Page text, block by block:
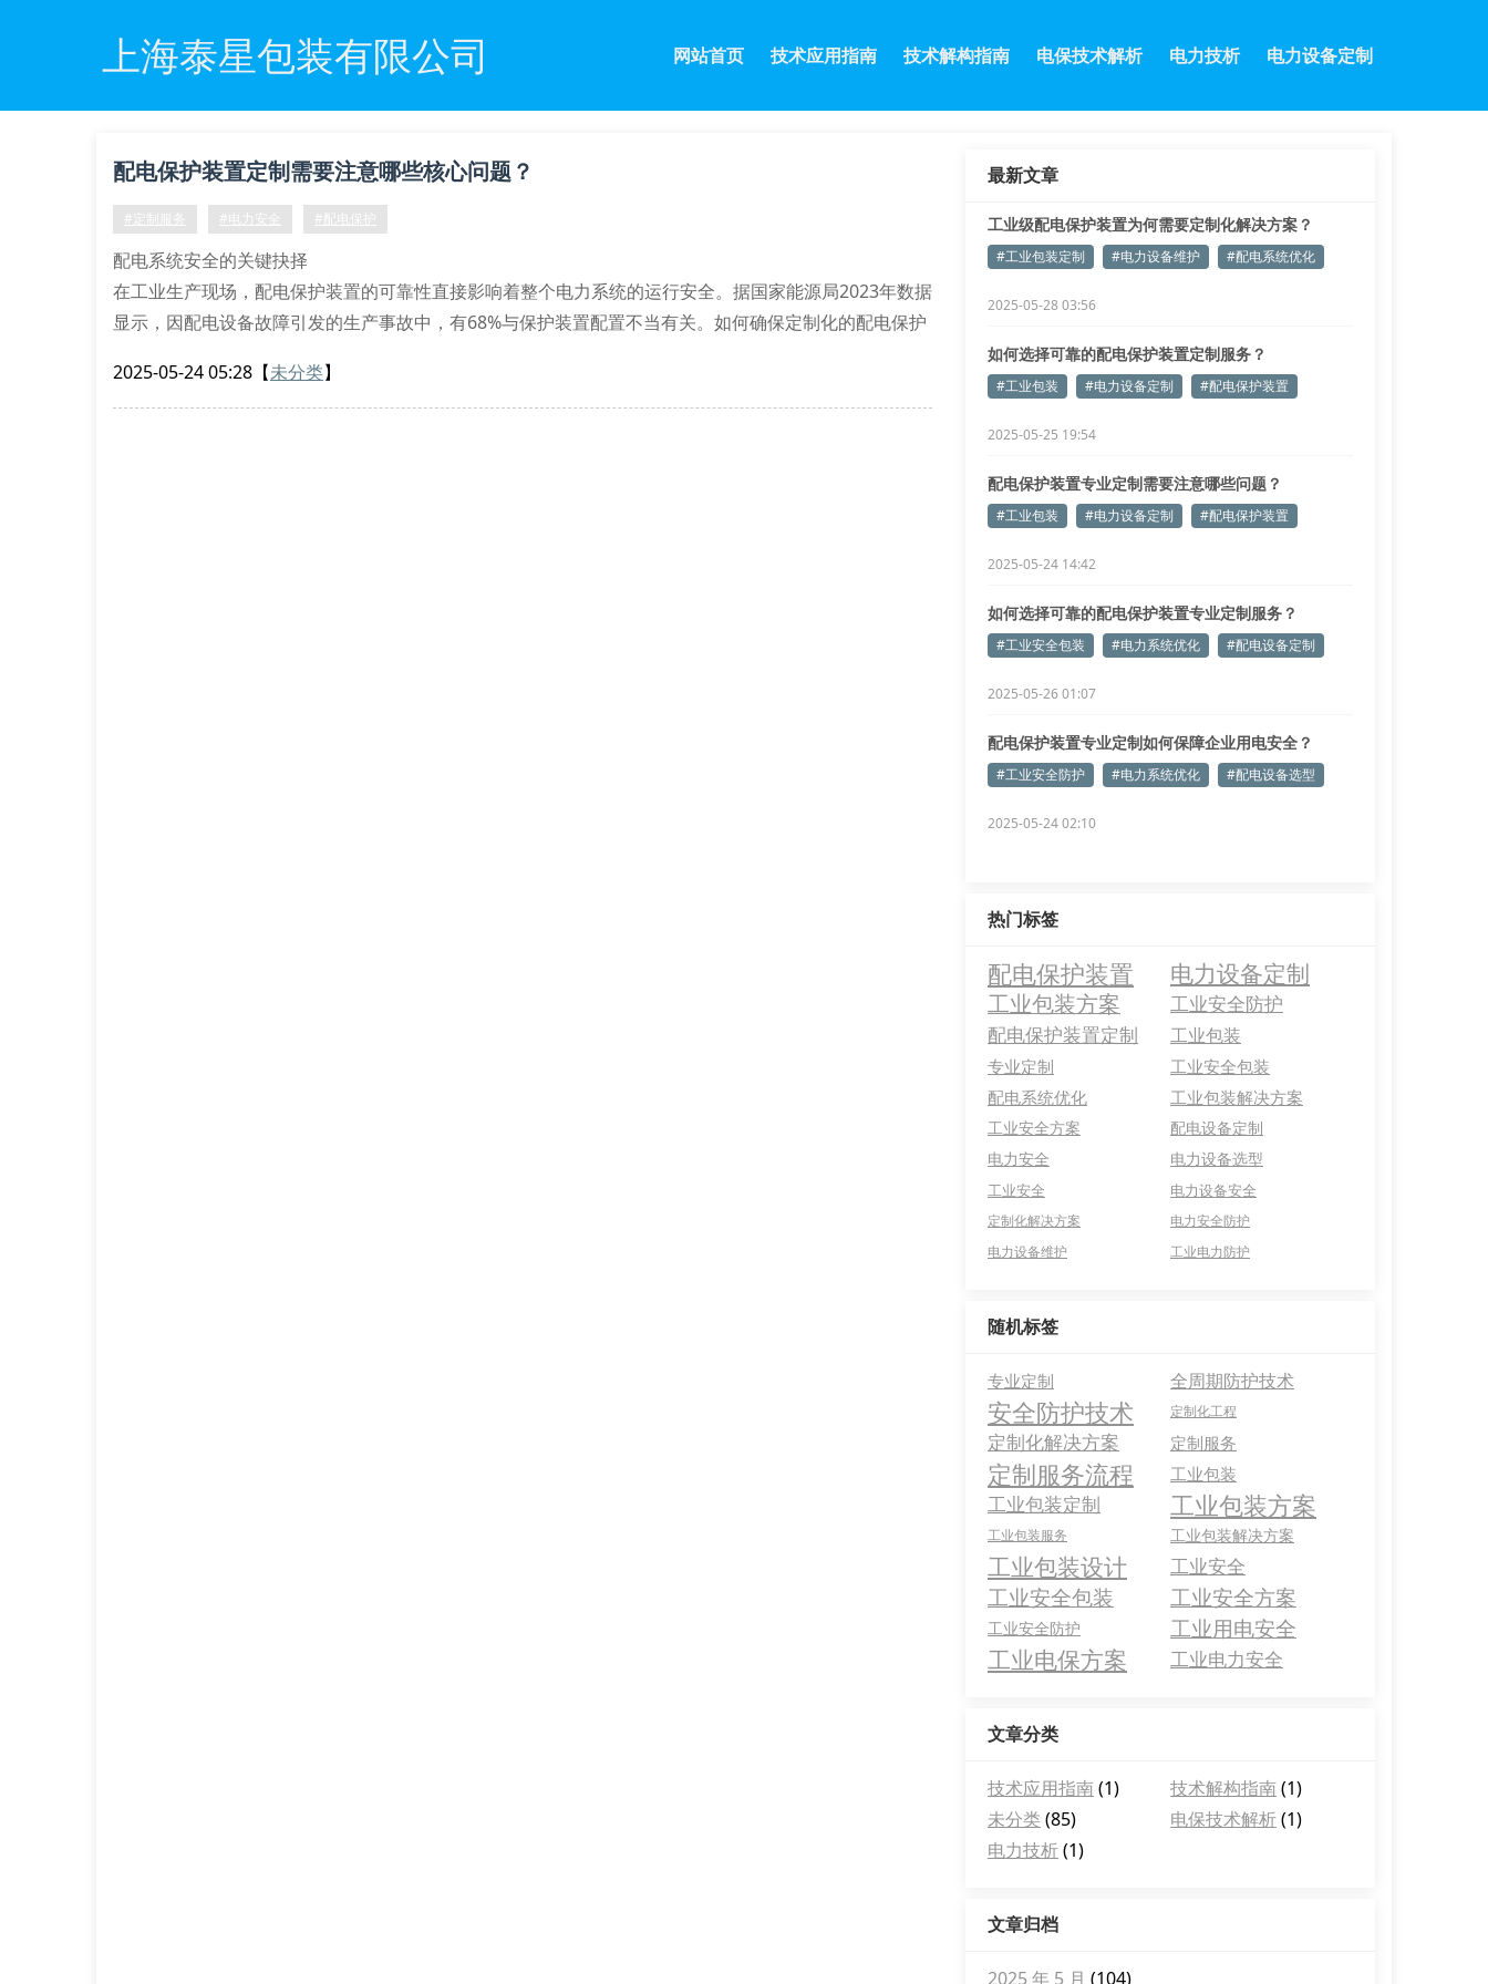
上海泰星包装有限公司 网站首页 技术应用指南 技术解构指南 电保技术解析 电力技析 电力设备定制
配电保护装置定制需要注意哪些核心问题？
#定制服务 #电力安全 #配电保护
配电系统安全的关键抉择
在工业生产现场，配电保护装置的可靠性直接影响着整个电力系统的运行安全。据国家能源局2023年数据
显示，因配电设备故障引发的生产事故中，有68%与保护装置配置不当有关。如何确保定制化的配电保护
定制流程中的三大核心要素
现场勘测数据采集：专业人员需要测量电压波动范围、负载峰值等23项关键参数
2025-05-24 05:28 【未分类】
最新文章
工业级配电保护装置为何需要定制化解决方案？
#工业包装定制 #电力设备维护 #配电系统优化
2025-05-28 03:56
如何选择可靠的配电保护装置定制服务？
#工业包装 #电力设备定制 #配电保护装置
2025-05-25 19:54
配电保护装置专业定制需要注意哪些问题？
#工业包装 #电力设备定制 #配电保护装置
2025-05-24 14:42
如何选择可靠的配电保护装置专业定制服务？
#工业安全包装 #电力系统优化 #配电设备定制
2025-05-26 01:07
配电保护装置专业定制如何保障企业用电安全？
#工业安全防护 #电力系统优化 #配电设备选型
2025-05-24 02:10
热门标签
配电保护装置 电力设备定制
工业包装方案
工业安全防护
配电保护装置定制
工业包装
专业定制
工业安全包装
配电系统优化
工业包装解决方案
工业安全方案
配电设备定制
电力安全
电力设备选型
工业安全 电力设备安全
定制化解决方案
电力安全防护
电力设备维护
工业电力防护
随机标签
专业定制 全周期防护技术
安全防护技术 定制化工程
定制化解决方案 定制服务
定制服务流程 工业包装
工业包装定制 工业包装方案
工业包装服务 工业包装解决方案
工业包装设计 工业安全
工业安全包装 工业安全方案
工业安全防护 工业用电安全
工业电保方案 工业电力安全
文章分类
技术应用指南(1) 技术解构指南(1)
未分类(85) 电保技术解析(1)
电力技析(1)
文章归档
2025 年 5 月 (104)